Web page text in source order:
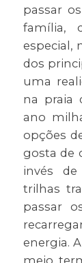
passar
família,
especial,
dos
uma
na praia
ano
opções
gosta de
invés de
trilhas
passar
energia.